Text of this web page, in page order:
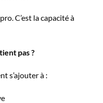
C’est la capacité à
pas ?
s’ajouter à :